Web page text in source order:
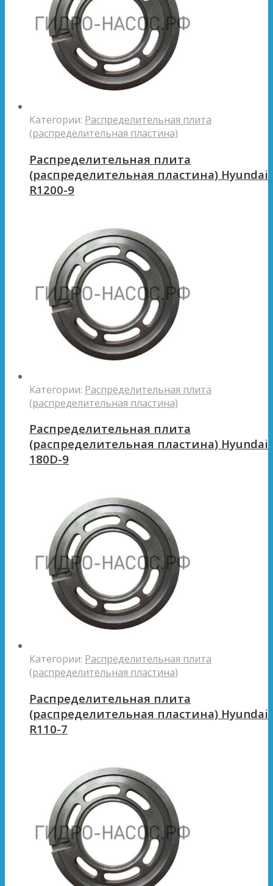
Категории: Распределительная плита
(распределительная пластина)
Распределительная плита
(распределительная пластина) Hyundai
R1200-9
Категории: Распределительная плита
(распределительная пластина)
Распределительная плита
(распределительная пластина) Hyundai
180D-9
Категории: Распределительная плита
(распределительная пластина)
Распределительная плита
(распределительная пластина) Hyundai
R110-7